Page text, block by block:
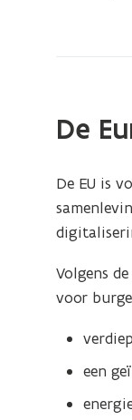
De
De EU is
Volgens
voor
een